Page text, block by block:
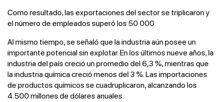
Como resultado, las exportaciones del sector se triplicaron y
el número de empleados superó los 50 000.
Al mismo tiempo, se señaló que la industria aún posee un
importante potencial sin explotar. En los últimos nueve años, la
industria del país creció un promedio del 6,3 %, mientras que
la industria química creció menos del 3 %. Las importaciones
de productos químicos se cuadruplicaron, alcanzando los
4.500 millones de dólares anuales.